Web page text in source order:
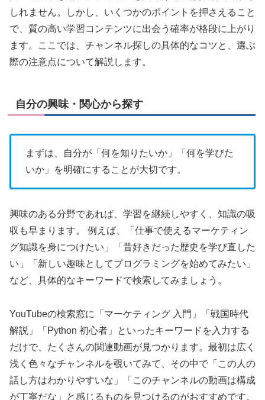
しれません。しかし、いくつかのポイントを押さえること
で、質の高い学習コンテンツに出会う確率が格段に上がり
ます。ここでは、チャンネル探しの具体的なコツと、選ぶ
際の注意点について解説します。
自分の興味・関心から探す
まずは、自分が「何を知りたいか」「何を学びた
いか」を明確にすることが大切です。
興味のある分野であれば、学習を継続しやすく、知識の吸
収も早まります。 例えば、「仕事で使えるマーケティン
グ知識を身につけたい」「昔好きだった歴史を学び直した
い」「新しい趣味としてプログラミングを始めてみたい」
など、具体的なキーワードで検索してみましょう。
YouTubeの検索窓に「マーケティング 入門」「戦国時代
解説」「Python 初心者」といったキーワードを入力する
だけで、たくさんの関連動画が見つかります。最初は広く
浅く色々なチャンネルを覗いてみて、その中で「この人の
話し方はわかりやすいな」「このチャンネルの動画は構成
が丁寧だな」と感じるものを見つけるのがおすすめです。